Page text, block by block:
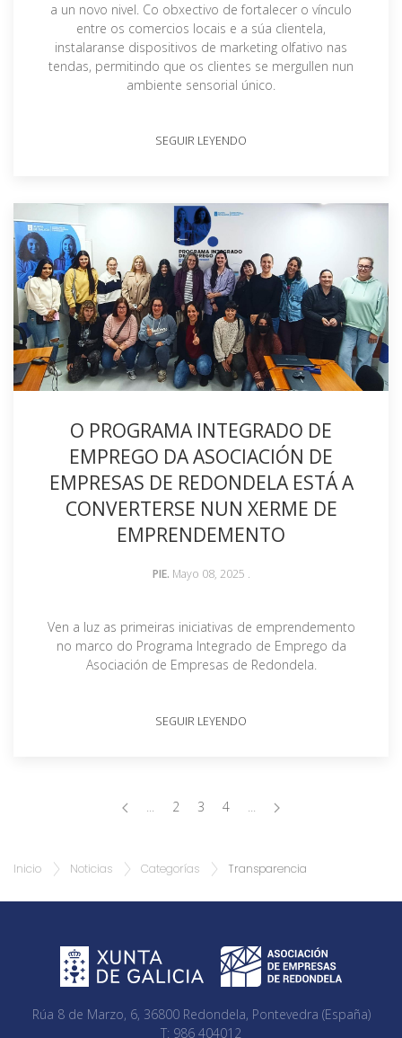
a un novo nivel. Co obxectivo de fortalecer o vínculo
entre os comercios locais e a súa clientela,
instalaranse dispositivos de marketing olfativo nas
tendas, permitindo que os clientes se mergullen nun
ambiente sensorial único.
SEGUIR LEYENDO
O PROGRAMA INTEGRADO DE
EMPREGO DA ASOCIACIÓN DE
EMPRESAS DE REDONDELA ESTÁ A
CONVERTERSE NUN XERME DE
EMPRENDEMENTO
PIE. Mayo 08, 2025 .
Ven a luz as primeiras iniciativas de emprendemento
no marco do Programa Integrado de Emprego da
Asociación de Empresas de Redondela.
SEGUIR LEYENDO
2 3 4
Inicio Noticias Categorías Transparencia
Rúa 8 de Marzo, 6, 36800 Redondela, Pontevedra (España)
T: 986 404012